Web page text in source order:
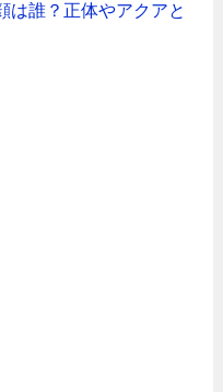
は誰？正体やアクアと